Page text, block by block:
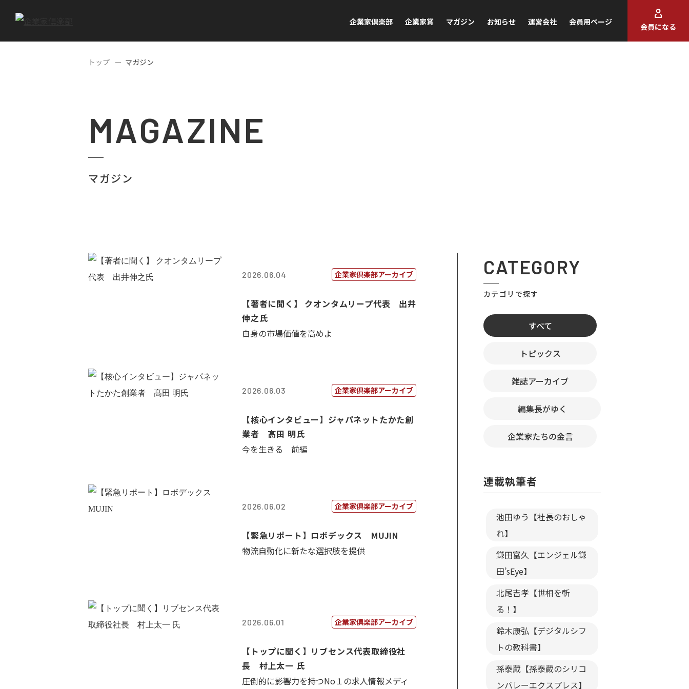
企業家倶楽部 企業家賞 マガジン お知らせ 運営会社 会員用ページ
会員になる
トップ マガジン
MAGAZINE
マガジン
2026.06.04 企業家倶楽部アーカイブ
【著者に聞く】 クオンタムリープ代表 出井
伸之氏
自身の市場価値を高めよ
2026.06.03 企業家倶楽部アーカイブ
【核心インタビュー】ジャパネットたかた創
業者 髙田 明氏
今を生きる 前編
2026.06.02 企業家倶楽部アーカイブ
【緊急リポート】ロボデックス MUJIN
物流自動化に新たな選択肢を提供
2026.06.01 企業家倶楽部アーカイブ
【トップに聞く】リブセンス代表取締役社
長 村上太一 氏
圧倒的に影響力を持つNo１の求人情報メディ
CATEGORY
カテゴリで探す
すべて
トピックス
雑誌アーカイブ
編集長がゆく
企業家たちの金言
連載執筆者
池田ゆう【社長のおしゃ
れ】
鎌田富久【エンジェル鎌
田’sEye】
北尾吉孝【世相を斬
る！】
鈴木康弘【デジタルシフ
トの教科書】
孫泰蔵【孫泰蔵のシリコ
ンバレーエクスプレス】